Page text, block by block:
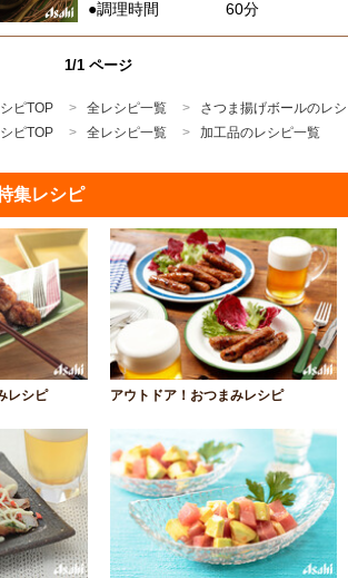
●調理時間
60分
1/1 ページ
ピTOP 全レシピ一覧
さつま揚げボールのレ
ピTOP
全レシピ一覧 加工品のレシピ一覧
集レシピ
レシピ アウトドア！おつまみレシピ